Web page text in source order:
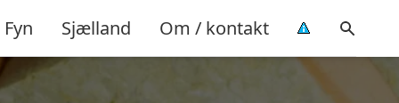
Fyn Sjælland Om / kontakt